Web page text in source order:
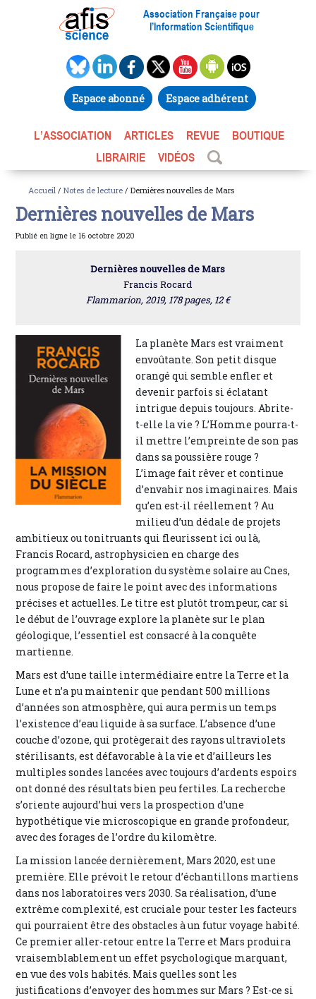
Association Française pour
l’Information Scientifique
Espace abonné Espace adhérent
L’ASSOCIATION ARTICLES REVUE
BOUTIQUE
LIBRAIRIE
VIDÉOS
Accueil / Notes de lecture / Dernières nouvelles de Mars
Dernières nouvelles de Mars
Publié en ligne le 16 octobre 2020
Dernières nouvelles de Mars
Francis Rocard
Flammarion, 2019, 178 pages, 12 €
La planète Mars est vraiment
envoûtante. Son petit disque
orangé qui semble enfler et
devenir parfois si éclatant
intrigue depuis toujours. Abrite-
t-elle la vie ? L’Homme pourra-t-
il mettre l’empreinte de son pas
dans sa poussière rouge ?
L’image fait rêver et continue
d’envahir nos imaginaires. Mais
qu’en est-il réellement ? Au
milieu d’un dédale de projets
ambitieux ou tonitruants qui fleurissent ici ou là,
Francis Rocard, astrophysicien en charge des
programmes d’exploration du système solaire au Cnes,
nous propose de faire le point avec des informations
précises et actuelles. Le titre est plutôt trompeur, car si
le début de l’ouvrage explore la planète sur le plan
géologique, l’essentiel est consacré à la conquête
martienne.
Mars est d’une taille intermédiaire entre la Terre et la
Lune et n’a pu maintenir que pendant 500 millions
d’années son atmosphère, qui aura permis un temps
l’existence d’eau liquide à sa surface. L’absence d’une
couche d’ozone, qui protègerait des rayons ultraviolets
stérilisants, est défavorable à la vie et d’ailleurs les
multiples sondes lancées avec toujours d’ardents espoirs
ont donné des résultats bien peu fertiles. La recherche
s’oriente aujourd’hui vers la prospection d’une
hypothétique vie microscopique en grande profondeur,
avec des forages de l’ordre du kilomètre.
La mission lancée dernièrement, Mars 2020, est une
première. Elle prévoit le retour d’échantillons martiens
dans nos laboratoires vers 2030. Sa réalisation, d’une
extrême complexité, est cruciale pour tester les facteurs
qui pourraient être des obstacles à un futur voyage habité.
Ce premier aller-retour entre la Terre et Mars produira
vraisemblablement un effet psychologique marquant,
en vue des vols habités. Mais quelles sont les
justifications d’envoyer des hommes sur Mars ? Est-ce si